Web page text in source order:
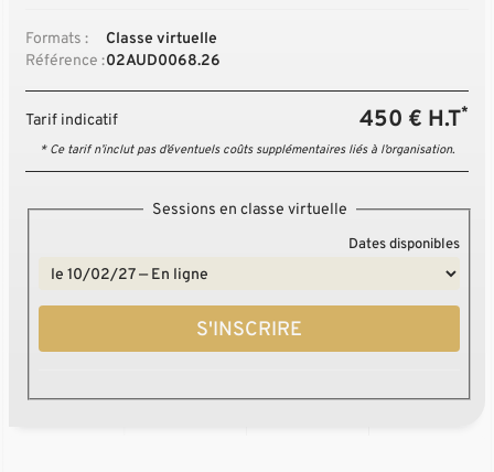
Formats :
Classe virtuelle
Référence :02AUD0068.26
Tarif indicatif 450 € H.T*
* Ce tarif n’inclut pas d’éventuels coûts supplémentaires liés à l’organisation.
Sessions en classe virtuelle
Dates disponibles
S'INSCRIRE